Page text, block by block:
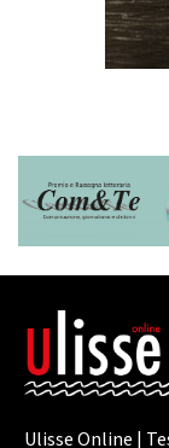
Ulisse Online |